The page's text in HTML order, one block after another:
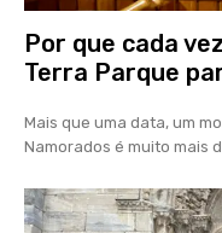
Por que cada
Terra Parque
Mais que uma data, um
Namorados é muito mais